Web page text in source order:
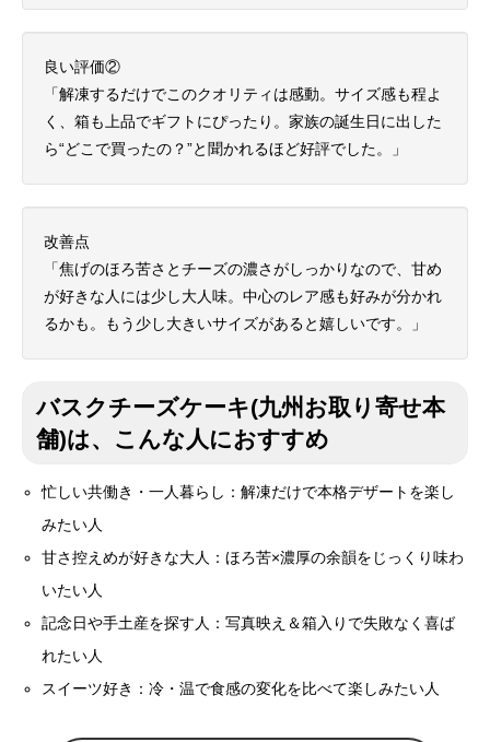
良い評価②
「解凍するだけでこのクオリティは感動。サイズ感も程よ
く、箱も上品でギフトにぴったり。家族の誕生日に出した
ら“どこで買ったの？”と聞かれるほど好評でした。」
改善点
「焦げのほろ苦さとチーズの濃さがしっかりなので、甘め
が好きな人には少し大人味。中心のレア感も好みが分かれ
るかも。もう少し大きいサイズがあると嬉しいです。」
バスクチーズケーキ(九州お取り寄せ本
舗)は、こんな人におすすめ
忙しい共働き・一人暮らし：解凍だけで本格デザートを楽し
みたい人
甘さ控えめが好きな大人：ほろ苦×濃厚の余韻をじっくり味わ
いたい人
記念日や手土産を探す人：写真映え＆箱入りで失敗なく喜ば
れたい人
スイーツ好き：冷・温で食感の変化を比べて楽しみたい人